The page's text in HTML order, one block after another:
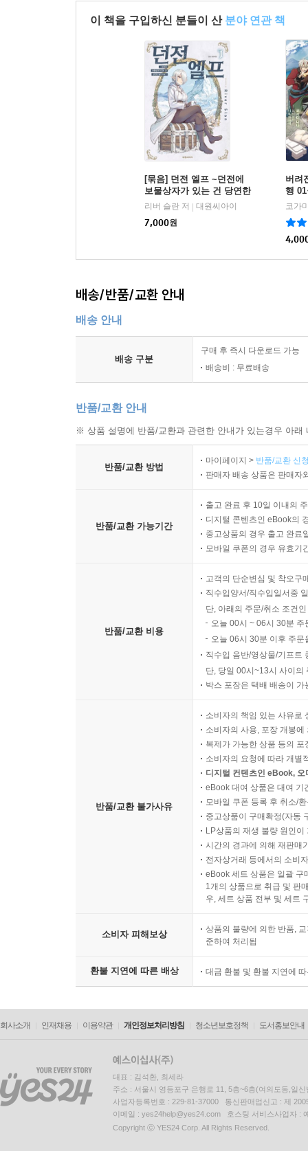
이 책을 구입하신 분들이 산 분야 연관 책
[묶음] 던전 엘프 ~던전에
보물상자가 있는 건 당연한
일인가요~ (총2권/미완결)
리버 슬란 저 | 대원씨아이
7,000원
버려
행
코가
배송/반품/교환 안내
배송 안내
배송 구분
구매 후 즉시 다운로드 가능
배송비 : 무료배송
반품/교환 안내
※ 상품 설명에 반품/교환과 관련한 안내가 있는경우 아
반품/교환 방법
마이페이지 > 반품/교환 신
판매자 배송 상품은 판매자
반품/교환 가능기간
출고 완료 후 10일 이내의
디지털 콘텐츠인 eBook의
중고상품의 경우 출고 완료
모바일 쿠폰의 경우 유효기
반품/교환 비용
고객의 단순변심 및 착오구
직수입양서/직수입일서중
단, 아래의 주문/취소 조건
오늘 00시 ~ 06시 30분
오늘 06시 30분 이후 주
직수입 음반/영상물/기프트
단, 당일 00시~13시 사이의
박스 포장은 택배 배송이
반품/교환 불가사유
소비자의 책임 있는 사유로
소비자의 사용, 포장 개봉
복제가 가능한 상품 등의
소비자의 요청에 따라 개별
디지털 컨텐츠인 eBook,
eBook 대여 상품은 대여 기
모바일 쿠폰 등록 후 취소/
중고상품이 구매확정(자동
LP상품의 재생 불량 원인
시간의 경과에 의해 재판매
전자상거래 등에서의 소비
eBook 세트 상품은 일괄 구
1개의 상품으로 취급 및 판
우, 세트 상품 전부 및 세트
소비자 피해보상
상품의 불량에 의한 반품,
준하여 처리됨
환불 지연에 따른 배상 대금 환불 및 환불 지연에
회사소개 인재채용 이용약관 개인정보처리방침 청소년보호정책 도서홍보안내
대표 : 김석환, 최세라
주소 : 서울시 영등포구 은행로 11, 5층~6층(여의도동,일신
사업자등록번호 : 229-81-37000 통신판매업신고 : 제
이메일 : yes24help@yes24.com 호스팅 서비스사업자 :
Copyright ⓒ YES24 Corp. All Rights Reserved.